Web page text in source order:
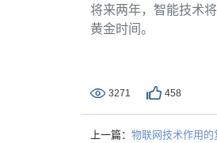
将来两年，智能技术
黄金时间。
3271 458
上一篇： 物联网技术作用